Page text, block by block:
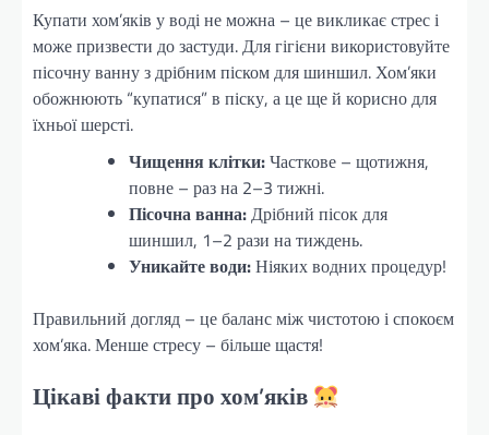
Купати хом’яків у воді не можна – це викликає стрес і
може призвести до застуди. Для гігієни використовуйте
пісочну ванну з дрібним піском для шиншил. Хом’яки
обожнюють “купатися” в піску, а це ще й корисно для
їхньої шерсті.
Чищення клітки:Часткове – щотижня,
повне – раз на 2–3 тижні.
Пісочна ванна:Дрібний пісок для
шиншил, 1–2 рази на тиждень.
Уникайте води:Ніяких водних процедур!
Правильний догляд – це баланс між чистотою і спокоєм
хом’яка. Менше стресу – більше щастя!
Цікаві факти про хом’яків